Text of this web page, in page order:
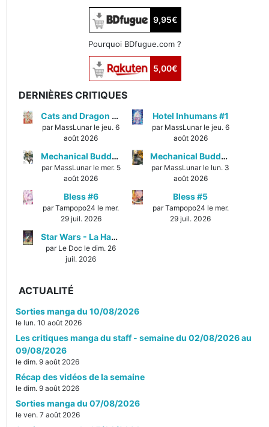
9,95€
Pourquoi BDfugue.com ?
5,00€
DERNIÈRES CRITIQUES
Cats and Dragon #3
par MassLunar le jeu. 6
août 2026
Hotel Inhumans #1
par MassLunar le jeu. 6
août 2026
Mechanical Buddy Universe #1
par MassLunar le mer. 5
août 2026
Mechanical Buddy Universe #0
par MassLunar le lun. 3
août 2026
Bless #6
par Tampopo24 le mer.
29 juil. 2026
Bless #5
par Tampopo24 le mer.
29 juil. 2026
Star Wars - La Haute République - Un équilibre fragile
par Le Doc le dim. 26
juil. 2026
ACTUALITÉ
Sorties manga du 10/08/2026
le lun. 10 août 2026
Les critiques manga du staff - semaine du 02/08/2026 au
09/08/2026
le dim. 9 août 2026
Récap des vidéos de la semaine
le dim. 9 août 2026
Sorties manga du 07/08/2026
le ven. 7 août 2026